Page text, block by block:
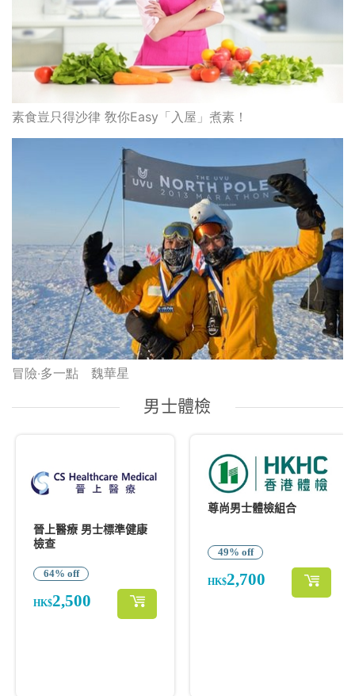
素食豈只得沙律 敎你Easy「入屋」煮素！
冒險‧多一點 魏華星